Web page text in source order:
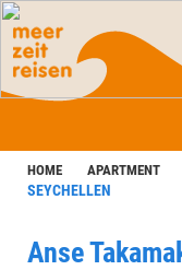
HOME APARTMENT
SEYCHELLEN
Anse